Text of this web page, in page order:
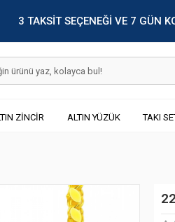
3 TAKSİT SEÇENEĞİ VE 7 GÜN
ZİNCİR ALTIN YÜZÜK TAKI